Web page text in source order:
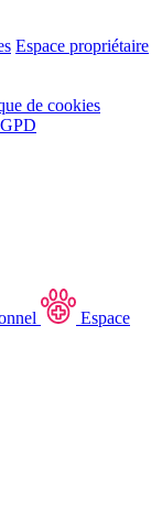
Espace propriétaire
de cookies
Espace